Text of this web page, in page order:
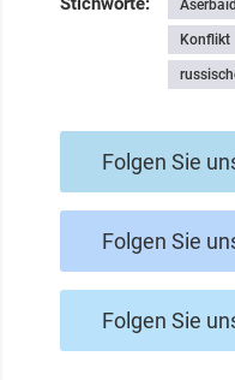
Konflikt
Folgen Sie
Folgen Sie
Folgen Sie